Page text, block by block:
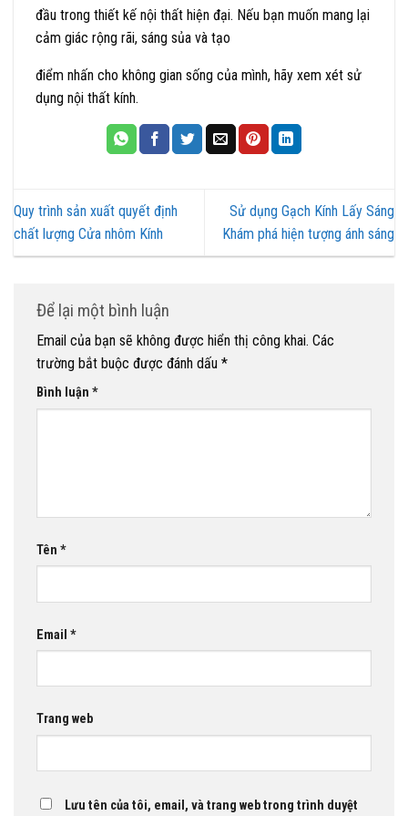
đầu trong thiết kế nội thất hiện đại. Nếu bạn muốn mang lại
cảm giác rộng rãi, sáng sủa và tạo
điểm nhấn cho không gian sống của mình, hãy xem xét sử
dụng nội thất kính.
Quy trình sản xuất quyết định
chất lượng Cửa nhôm Kính
Sử dụng Gạch Kính Lấy Sáng
Khám phá hiện tượng ánh sáng
Để lại một bình luận
Email của bạn sẽ không được hiển thị công khai. Các
trường bắt buộc được đánh dấu *
Bình luận *
Tên *
Email *
Trang web
Lưu tên của tôi, email, và trang web trong trình duyệt